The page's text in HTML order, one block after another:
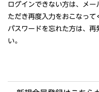
ログインできない方は、メ
ただき再度入力をおこなって
パスワードを忘れた方は、
い。